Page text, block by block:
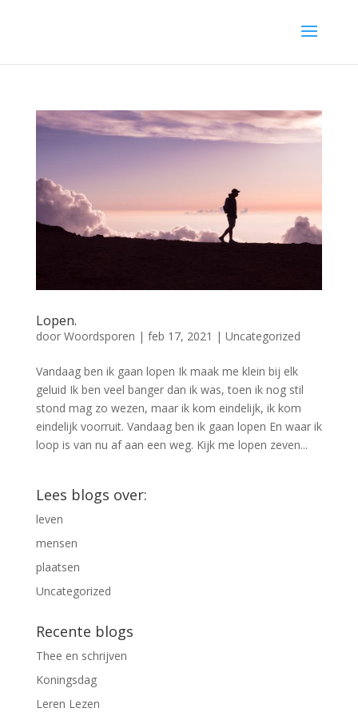
Lopen.
door Woordsporen | feb 17, 2021 | Uncategorized
Vandaag ben ik gaan lopen Ik maak me klein bij elk
geluid Ik ben veel banger dan ik was, toen ik nog stil
stond mag zo wezen, maar ik kom eindelijk, ik kom
eindelijk voorruit. Vandaag ben ik gaan lopen En waar ik
loop is van nu af aan een weg. Kijk me lopen zeven...
Lees blogs over:
leven
mensen
plaatsen
Uncategorized
Recente blogs
Thee en schrijven
Koningsdag
Leren Lezen